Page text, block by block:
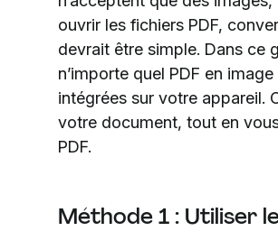
ouvrir les fichiers PDF,
devrait être simple. Dans ce
n’importe quel PDF en
intégrées sur votre appareil.
votre document, tout en
PDF.
Méthode 1 : Utiliser